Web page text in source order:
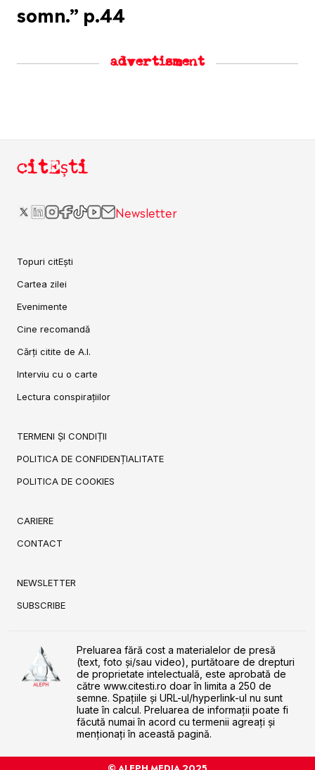
somn.” p.44
advertisment
citEști
Newsletter
Topuri citEști
Cartea zilei
Evenimente
Cine recomandă
Cărți citite de A.I.
Interviu cu o carte
Lectura conspirațiilor
TERMENI ȘI CONDIȚII
POLITICA DE CONFIDENȚIALITATE
POLITICA DE COOKIES
CARIERE
CONTACT
NEWSLETTER
SUBSCRIBE
Preluarea fără cost a materialelor de presă
(text, foto și/sau video), purtătoare de drepturi
de proprietate intelectuală, este aprobată de
către www.citesti.ro doar în limita a 250 de
semne. Spaţiile şi URL-ul/hyperlink-ul nu sunt
luate în calcul. Preluarea de informaţii poate fi
făcută numai în acord cu termenii agreaţi şi
menţionaţi în această pagină.
© ALEPH MEDIA 2025